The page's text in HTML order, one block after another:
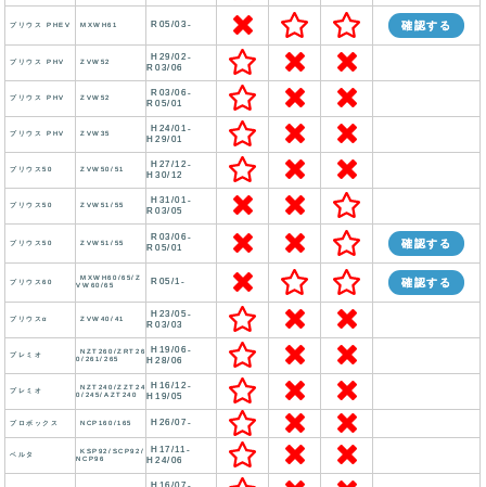
プリウス PHEV MXWH61 R05/03- 確認する
プリウス PHV ZVW52
H29/02-
R03/06
プリウス PHV ZVW52
R03/06-
R05/01
プリウス PHV ZVW35
H24/01-
H29/01
プリウス50 ZVW50/51
H27/12-
H30/12
プリウス50 ZVW51/55
H31/01-
R03/05
プリウス50 ZVW51/55
R03/06-
R05/01
確認する
プリウス60
MXWH60/65/Z
VW60/65
R05/1- 確認する
プリウスα ZVW40/41
H23/05-
R03/03
プレミオ
NZT260/ZRT26
0/261/265
H19/06-
H28/06
プレミオ
NZT240/ZZT24
0/245/AZT240
H16/12-
H19/05
プロボックス NCP160/165 H26/07-
ベルタ
KSP92/SCP92/
NCP96
H17/11-
H24/06